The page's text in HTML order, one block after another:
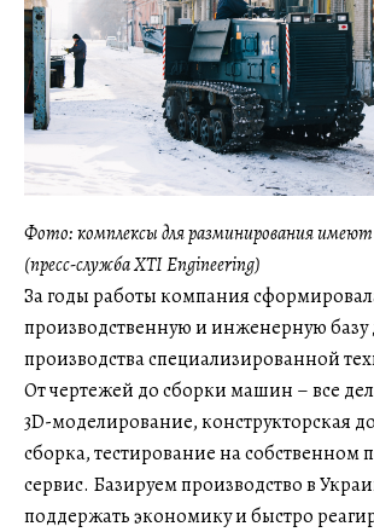
Фото: комплексы для разминирования имеют
(пресс-служба XTI Engineering)
За годы работы компания
производственную и инженерную базу
производства специализированной
От чертежей до сборки машин – все
3D-моделирование, конструкторская
сборка, тестирование на собственном
сервис. Базируем производство в
поддержать экономику и быстро